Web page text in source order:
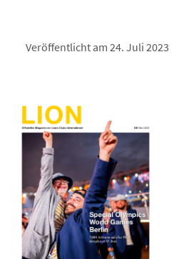
Veröffentlicht am 24. Juli 2023